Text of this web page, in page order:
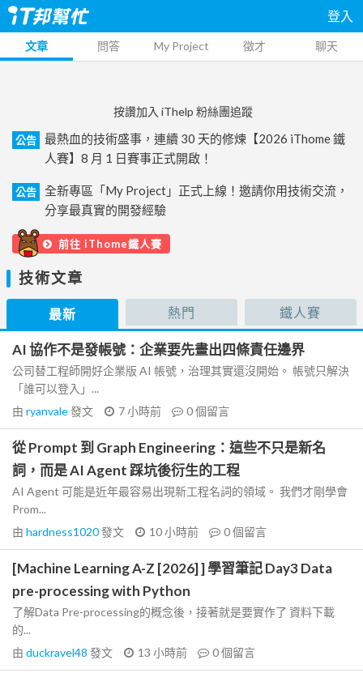
登入
文章 問答 My Project 徵才 聊天
按讚加入 iThelp 粉絲團追蹤
公告
最熱血的技術盛事，連續 30 天的修煉【2026 iThome 鐵
人賽】8 月 1 日賽事正式開啟！
公告
全新專區「My Project」正式上線！邀請你用技術交流，
分享最真實的開發經驗
前往 iThome鐵人賽
技術文章
最新 熱門 鐵人賽
AI 協作不是發帳號：企業要先畫出四條責任邊界
公司替工程師開好企業版 AI 帳號，治理其實還沒開始。 帳號只解決
「誰可以登入」...
由 ryanvale發文 7 小時前 0個留言
從 Prompt 到 Graph Engineering：這些不只是新名
詞，而是 AI Agent 踩坑後衍生的工程
AI Agent 可能是近年最容易出現新工程名詞的領域。 我們才剛學會
Prom...
由 hardness1020發文 10 小時前 0個留言
[Machine Learning A-Z [2026] ] 學習筆記 Day3 Data
pre-processing with Python
了解Data Pre-processing的概念後，接著就是要實作了 資料下載
的...
由 duckravel48 發文 13 小時前 0個留言